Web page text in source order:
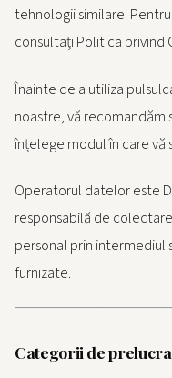
tehnologii similare.
consultați Politica privind
Înainte de a utiliza
noastre, vă recomandăm
înțelege modul în care
Operatorul datelor este
responsabilă de
personal prin intermediul
furnizate.
Categorii de